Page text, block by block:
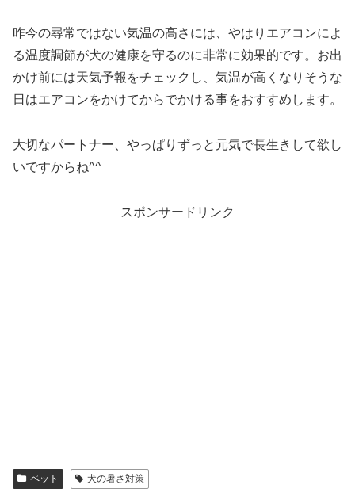
昨今の尋常ではない気温の高さには、やはりエアコンによ
る温度調節が犬の健康を守るのに非常に効果的です。お出
かけ前には天気予報をチェックし、気温が高くなりそうな
日はエアコンをかけてからでかける事をおすすめします。
大切なパートナー、やっぱりずっと元気で長生きして欲し
いですからね^^
スポンサードリンク
ペット 犬の暑さ対策